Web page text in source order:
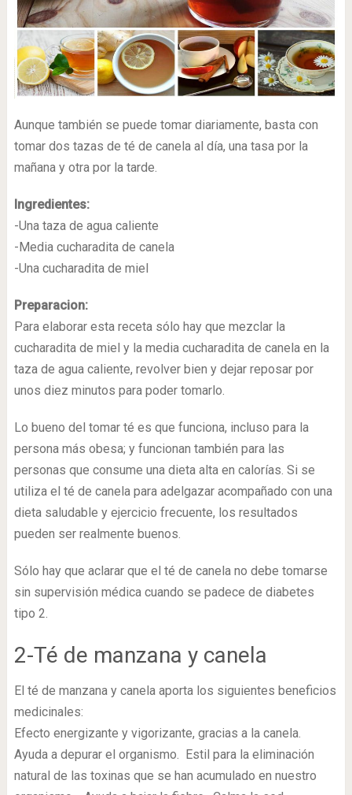
Aunque también se puede tomar diariamente, basta con
tomar dos tazas de té de canela al día, una tasa por la
mañana y otra por la tarde.
Ingredientes:
-Una taza de agua caliente
-Media cucharadita de canela
-Una cucharadita de miel
Preparacion:
Para elaborar esta receta sólo hay que mezclar la
cucharadita de miel y la media cucharadita de canela en la
taza de agua caliente, revolver bien y dejar reposar por
unos diez minutos para poder tomarlo.
Lo bueno del tomar té es que funciona, incluso para la
persona más obesa; y funcionan también para las
personas que consume una dieta alta en calorías. Si se
utiliza el té de canela para adelgazar acompañado con una
dieta saludable y ejercicio frecuente, los resultados
pueden ser realmente buenos.
Sólo hay que aclarar que el té de canela no debe tomarse
sin supervisión médica cuando se padece de diabetes
tipo 2.
2-Té de manzana y canela
El té de manzana y canela aporta los siguientes beneficios
medicinales:
Efecto energizante y vigorizante, gracias a la canela.
Ayuda a depurar el organismo. Estil para la eliminación
natural de las toxinas que se han acumulado en nuestro